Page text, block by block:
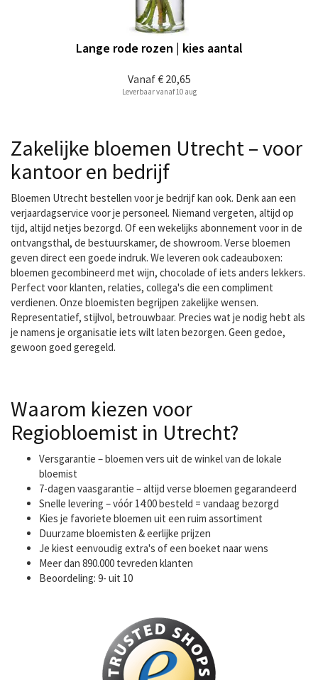
Vanaf€ 20,65
Lange rode rozen | kies aantal
Leverbaar vanaf 10 aug
Zakelijke bloemen Utrecht – voor
kantoor en bedrijf
Bloemen Utrecht bestellen voor je bedrijf kan ook. Denk aan een
verjaardagservice voor je personeel. Niemand vergeten, altijd op
tijd, altijd netjes bezorgd. Of een wekelijks abonnement voor in de
ontvangsthal, de bestuurskamer, de showroom. Verse bloemen
geven direct een goede indruk. We leveren ook cadeauboxen:
bloemen gecombineerd met wijn, chocolade of iets anders lekkers.
Perfect voor klanten, relaties, collega's die een compliment
verdienen. Onze bloemisten begrijpen zakelijke wensen.
Representatief, stijlvol, betrouwbaar. Precies wat je nodig hebt als
je namens je organisatie iets wilt laten bezorgen. Geen gedoe,
gewoon goed geregeld.
Waarom kiezen voor
Regiobloemist in Utrecht?
Versgarantie – bloemen vers uit de winkel van de lokale
bloemist
7-dagen vaasgarantie – altijd verse bloemen gegarandeerd
Snelle levering – vóór 14:00 besteld = vandaag bezorgd
Kies je favoriete bloemen uit een ruim assortiment
Duurzame bloemisten & eerlijke prijzen
Je kiest eenvoudig extra's of een boeket naar wens
Meer dan 890.000 tevreden klanten
Beoordeling: 9- uit 10